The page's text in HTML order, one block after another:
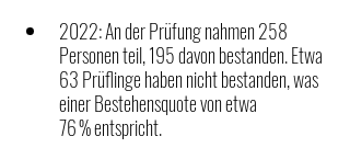
2022: An der Prüfung nahmen 258
Personen teil, 195 davon bestanden. Etwa
63 Prüflinge haben nicht bestanden, was
einer Bestehensquote von etwa
76 % entspricht.